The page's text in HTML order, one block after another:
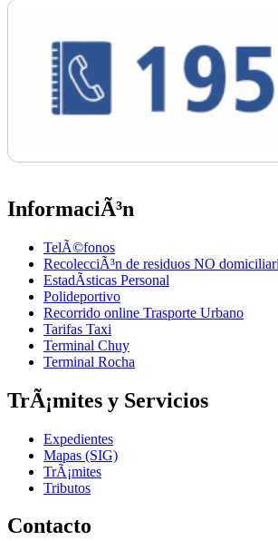
InformaciÃ³n
TelÃ©fonos
RecolecciÃ³n de residuos NO
EstadÃ­sticas Personal
Polideportivo
Recorrido online Trasporte Urbano
Tarifas Taxi
Terminal Chuy
Terminal Rocha
TrÃ¡mites y Servicios
Expedientes
Mapas (SIG)
TrÃ¡mites
Tributos
Contacto